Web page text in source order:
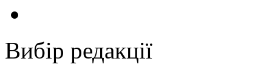
Вибір редакції